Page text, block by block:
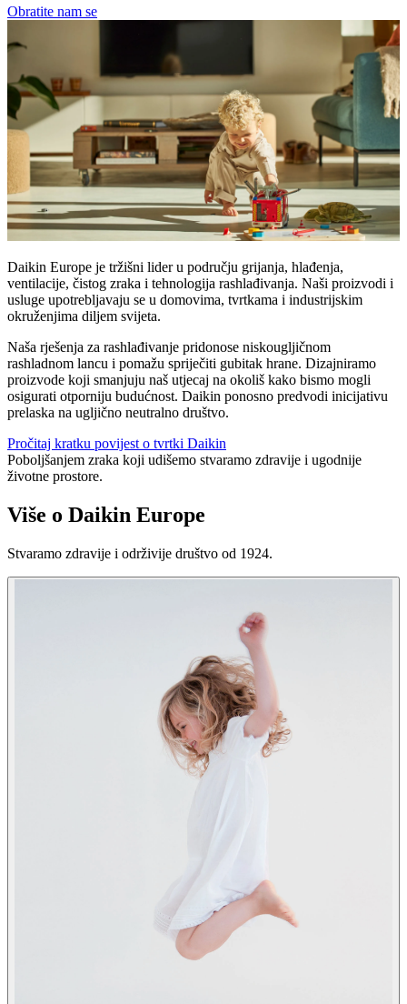
Obratite nam se
Daikin Europe je tržišni lider u području grijanja, hlađenja,
ventilacije, čistog zraka i tehnologija rashlađivanja. Naši proizvodi i
usluge upotrebljavaju se u domovima, tvrtkama i industrijskim
okruženjima diljem svijeta.
Naša rješenja za rashlađivanje pridonose niskougljičnom
rashladnom lancu i pomažu spriječiti gubitak hrane. Dizajniramo
proizvode koji smanjuju naš utjecaj na okoliš kako bismo mogli
osigurati otporniju budućnost. Daikin ponosno predvodi inicijativu
prelaska na ugljično neutralno društvo.
Pročitaj kratku povijest o tvrtki Daikin
Poboljšanjem zraka koji udišemo stvaramo zdravije i ugodnije
životne prostore.
Više o Daikin Europe
Stvaramo zdravije i održivije društvo od 1924.